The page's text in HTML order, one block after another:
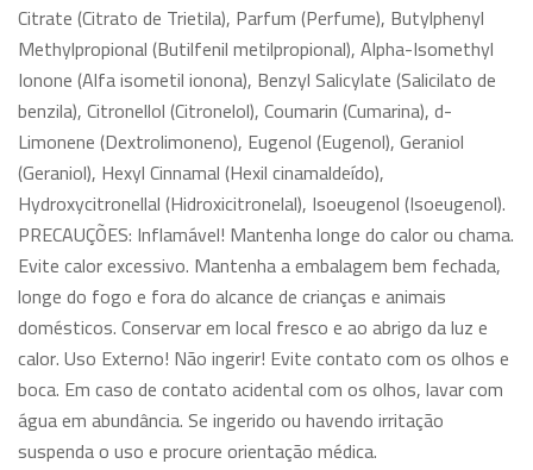
Citrate (Citrato de Trietila), Parfum (Perfume), Butylphenyl
Methylpropional (Butilfenil metilpropional), Alpha-Isomethyl
Ionone (Alfa isometil ionona), Benzyl Salicylate (Salicilato de
benzila), Citronellol (Citronelol), Coumarin (Cumarina), d-
Limonene (Dextrolimoneno), Eugenol (Eugenol), Geraniol
(Geraniol), Hexyl Cinnamal (Hexil cinamaldeído),
Hydroxycitronellal (Hidroxicitronelal), Isoeugenol (Isoeugenol).
PRECAUÇÕES: Inflamável! Mantenha longe do calor ou chama.
Evite calor excessivo. Mantenha a embalagem bem fechada,
longe do fogo e fora do alcance de crianças e animais
domésticos. Conservar em local fresco e ao abrigo da luz e
calor. Uso Externo! Não ingerir! Evite contato com os olhos e
boca. Em caso de contato acidental com os olhos, lavar com
água em abundância. Se ingerido ou havendo irritação
suspenda o uso e procure orientação médica.